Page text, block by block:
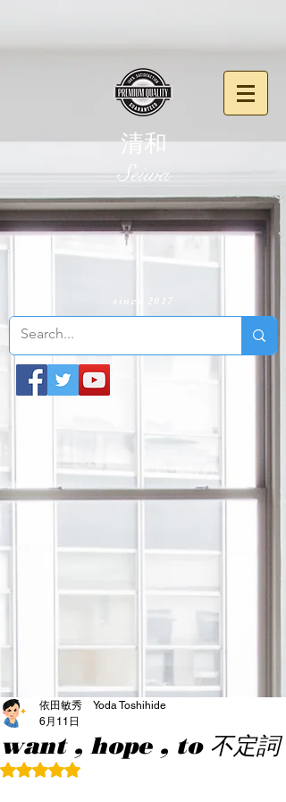
清和
​Seiwa
since 2017
want , hope , to 不定詞
依田敏秀 Yoda Toshihide
6月11日
5つ星のうちNaNと評価されています。